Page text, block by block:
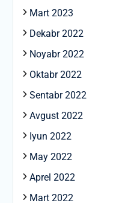
Mart 2023
Dekabr 2022
Noyabr 2022
Oktabr 2022
Sentabr 2022
Avgust 2022
Iyun 2022
May 2022
Aprel 2022
Mart 2022